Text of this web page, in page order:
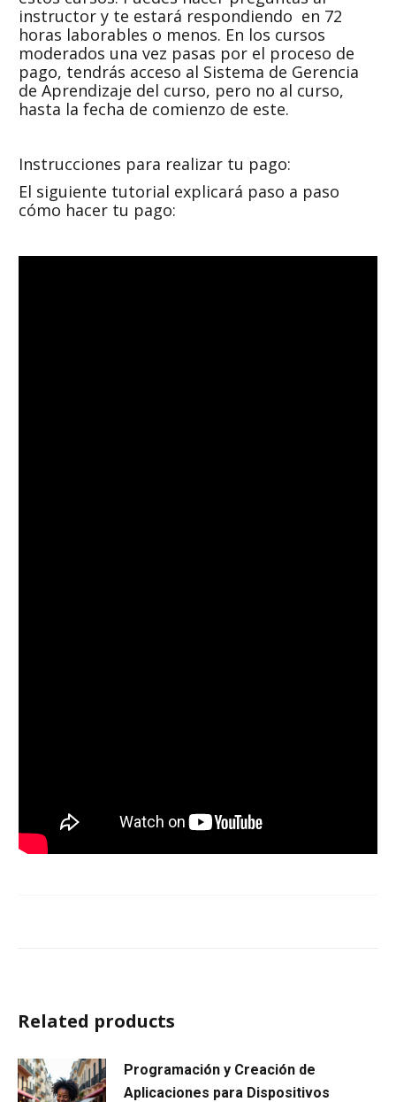
instructor y te estará respondiendo en 72
horas laborables o menos. En los cursos
moderados una vez pasas por el proceso de
pago, tendrás acceso al Sistema de Gerencia
de Aprendizaje del curso, pero no al curso,
hasta la fecha de comienzo de este.
Instrucciones para realizar tu pago:
El siguiente tutorial explicará paso a paso
cómo hacer tu pago:
Related products
Programación y Creación de
Aplicaciones para Dispositivos